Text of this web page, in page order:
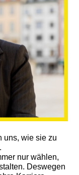
uns, wie sie zu
nur wählen,
Deswegen